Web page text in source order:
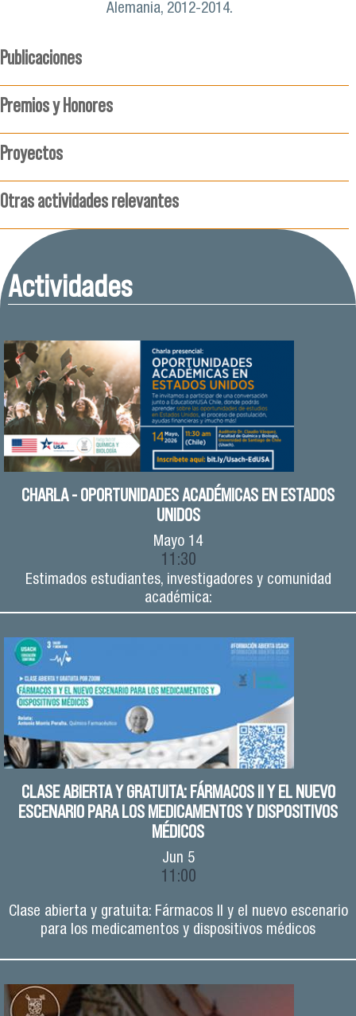
Alemania, 2012-2014.
Publicaciones
Premios y Honores
Proyectos
Otras actividades relevantes
Actividades
CHARLA - OPORTUNIDADES ACADÉMICAS EN ESTADOS
UNIDOS
Mayo 14
11:30
Estimados estudiantes, investigadores y comunidad
académica:
CLASE ABIERTA Y GRATUITA: FÁRMACOS II Y EL NUEVO
ESCENARIO PARA LOS MEDICAMENTOS Y DISPOSITIVOS
MÉDICOS
Jun 5
11:00
Clase abierta y gratuita: Fármacos II y el nuevo escenario
para los medicamentos y dispositivos médicos